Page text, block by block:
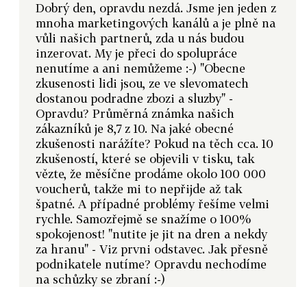
Dobrý den, opravdu nezdá. Jsme jen jeden z
mnoha marketingových kanálů a je plně na
vůli našich partnerů, zda u nás budou
inzerovat. My je přeci do spolupráce
nenutíme a ani nemůžeme :-) "Obecne
zkusenosti lidi jsou, ze ve slevomatech
dostanou podradne zbozi a sluzby" -
Opravdu? Průměrná známka našich
zákazníků je 8,7 z 10. Na jaké obecné
zkušenosti narážíte? Pokud na těch cca. 10
zkušeností, které se objevili v tisku, tak
vězte, že měsíčne prodáme okolo 100 000
voucherů, takže mi to nepřijde až tak
špatné. A případné problémy řešíme velmi
rychle. Samozřejmě se snažíme o 100%
spokojenost! "nutite je jit na dren a nekdy
za hranu" - Viz prvni odstavec. Jak přesně
podnikatele nutíme? Opravdu nechodíme
na schůzky se zbraní :-)